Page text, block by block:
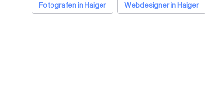
Fotografen in Haiger Webdesigner in Haiger